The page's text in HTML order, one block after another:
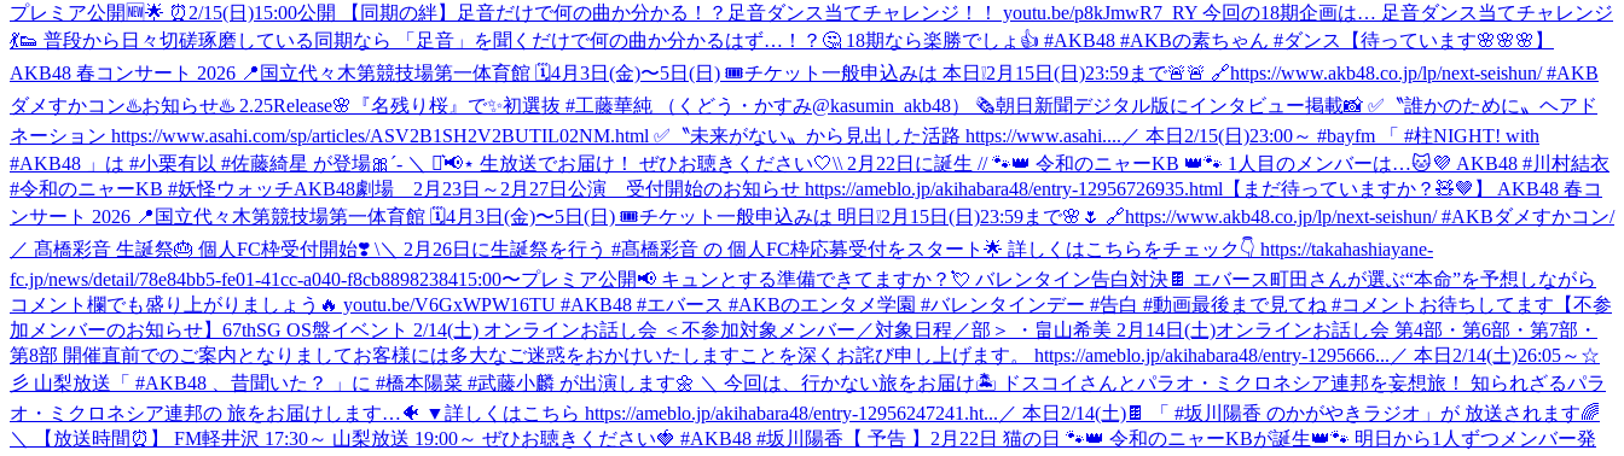
プレミア公開🆕🌟 ⏰2/15(日)15:00公開 【同期の絆】足音だけで何の曲か分かる！？足音ダンス当てチャレンジ！！ youtu.be/p8kJmwR7_RY 今回の18期企画は… 足音ダンス当てチャレンジ
💃👟 普段から日々切磋琢磨している同期なら 「足音」を聞くだけで何の曲か分かるはず…！？🤔 18期なら楽勝でしょ👍 #AKB48 #AKBの素ちゃん #ダンス
【待っています🌸🌸🌸】
AKB48 春コンサート 2026 📍国立代々木第競技場第一体育館 🗓️4月3日(金)〜5日(日) 🎟️チケット一般申込みは 本日❕2月15日(日)23:59まで🚨🚨 🔗https://www.akb48.co.jp/lp/next-seishun/ #AKB
ダメすかコン♨️お知らせ♨️ 2.25Release🌸『名残り桜』で✨初選抜 #工藤華純 （くどう・かすみ@kasumin_akb48） 🗞朝日新聞デジタル版にインタビュー掲載📸 ✅〝誰かのために〟ヘアド
ネーション https://www.asahi.com/sp/articles/ASV2B1SH2V2BUTIL02NM.html ✅〝未来がない〟から見出した活路 https://www.asahi.... ／ 本日2/15(日)23:00～ #bayfm 「 #柱NIGHT! with
#AKB48 」は #小栗有以 #佐藤綺星 が登場🎀´‐ ＼ ⋆͛📢⋆ 生放送でお届け！ ぜひお聴きください🤍\\ 2月22日に誕生 // 🐾👑 令和のニャーKB 👑🐾 1人目のメンバーは…🐱💜 AKB48 #川村結衣
#令和のニャーKB #妖怪ウォッチAKB48劇場 2月23日～2月27日公演 受付開始のお知らせ https://ameblo.jp/akihabara48/entry-12956726935.html 【まだ待っていますか？🧸🤎】 AKB48 春コ
ンサート 2026 📍国立代々木第競技場第一体育館 🗓️4月3日(金)〜5日(日) 🎟️チケット一般申込みは 明日❕2月15日(日)23:59まで🌸🌷 🔗https://www.akb48.co.jp/lp/next-seishun/ #AKBダメすかコン/
／ 髙橋彩音 生誕祭🎂 個人FC枠受付開始❣️ \＼ 2月26日に生誕祭を行う #髙橋彩音 の 個人FC枠応募受付をスタート🌟 詳しくはこちらをチェック👇 https://takahashiayane-
fc.jp/news/detail/78e84bb5-fe01-41cc-a040-f8cb8898238415:00〜プレミア公開📢 キュンとする準備できてますか？💘 バレンタイン告白対決🍫 エバース町田さんが選ぶ“本命”を予想しながら
コメント欄でも盛り上がりましょう🔥 youtu.be/V6GxWPW16TU #AKB48 #エバース #AKBのエンタメ学園 #バレンタインデー #告白 #動画最後まで見てね #コメントお待ちしてます 【不参
加メンバーのお知らせ】67thSG OS盤イベント 2/14(土) オンラインお話し会 ＜不参加対象メンバー／対象日程／部＞ ・畠山希美 2月14日(土)オンラインお話し会 第4部・第6部・第7部・
第8部 開催直前でのご案内となりましてお客様には多大なご迷惑をおかけいたしますことを深くお詫び申し上げます。 https://ameblo.jp/akihabara48/entry-1295666... ／ 本日2/14(土)26:05～☆
彡 山梨放送「 #AKB48 、昔聞いた？ 」に #橋本陽菜 #武藤小麟 が出演します🌼 ＼ 今回は、行かない旅をお届け🏝️ ドスコイさんとパラオ・ミクロネシア連邦を妄想旅！ 知られざるパラ
オ・ミクロネシア連邦の 旅をお届けします…🐠 ▼詳しくはこちら https://ameblo.jp/akihabara48/entry-12956247241.ht... ／ 本日2/14(土)🍫 「 #坂川陽香 のかがやきラジオ」が 放送されます🌈
＼ 【放送時間⏰】 FM軽井沢 17:30～ 山梨放送 19:00～ ぜひお聴きください🍓 #AKB48 #坂川陽香 【 予告 】2月22日 猫の日 🐾👑 令和のニャーKBが誕生👑🐾 明日から1人ずつメンバー発